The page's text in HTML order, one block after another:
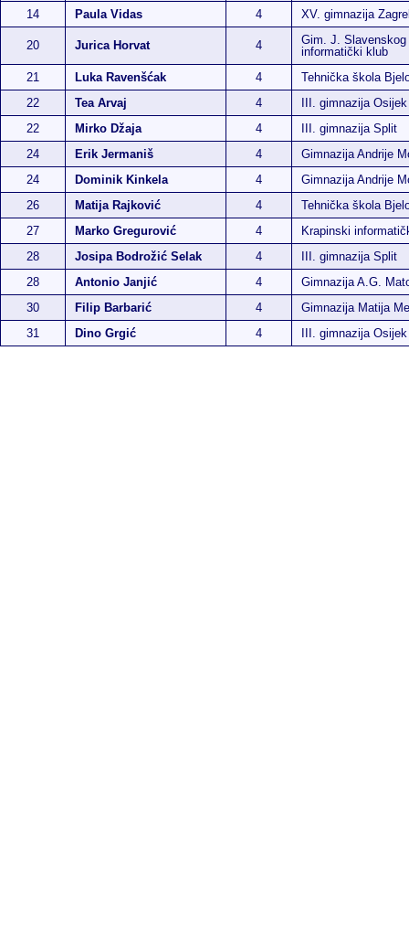
14
Paula Vidas 4 XV. gimnazija
20 Jurica Horvat 4
Gim. J.
informatički klub
21
Luka Ravenšćak 4
Tehnička škola
22
Tea Arvaj 4
III. gimnazija Osijek
22
Mirko Džaja 4
III. gimnazija Split
24
Erik Jermaniš 4
Gimnazija Andrije
24
Dominik Kinkela 4
Gimnazija Andrije
26
Matija Rajković 4
Tehnička škola
27
Marko Gregurović 4
Krapinski
28
Josipa Bodrožić Selak 4
III. gimnazija Split
28
Antonio Janjić 4
Gimnazija A.G.
30
Filip Barbarić 4
Gimnazija Matija
31
Dino Grgić 4 III. gimnazija Osijek